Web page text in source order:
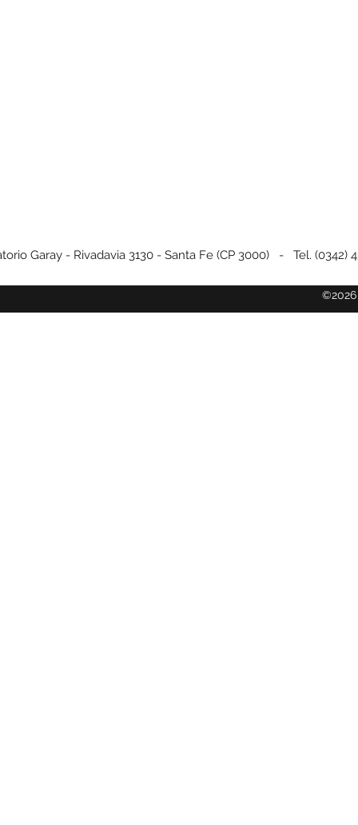
Garay - Rivadavia 3130 - Santa Fe (CP 3000) - Tel. (0342)
©2026